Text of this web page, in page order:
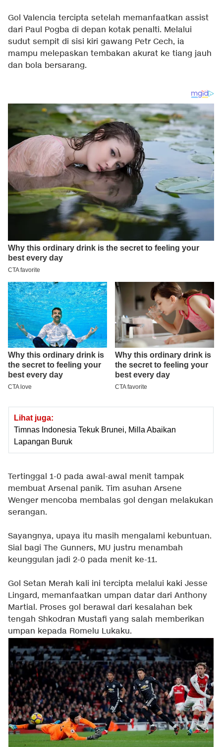
Gol Valencia tercipta setelah memanfaatkan assist
dari Paul Pogba di depan kotak penalti. Melalui
sudut sempit di sisi kiri gawang Petr Cech, ia
mampu melepaskan tembakan akurat ke tiang jauh
dan bola bersarang.
Lihat juga:
Timnas Indonesia Tekuk Brunei, Milla Abaikan
Lapangan Buruk
Tertinggal 1-0 pada awal-awal menit tampak
membuat Arsenal panik. Tim asuhan Arsene
Wenger mencoba membalas gol dengan melakukan
serangan.
Sayangnya, upaya itu masih mengalami kebuntuan.
Sial bagi The Gunners, MU justru menambah
keunggulan jadi 2-0 pada menit ke-11.
Gol Setan Merah kali ini tercipta melalui kaki Jesse
Lingard, memanfaatkan umpan datar dari Anthony
Martial. Proses gol berawal dari kesalahan bek
tengah Shkodran Mustafi yang salah memberikan
umpan kepada Romelu Lukaku.